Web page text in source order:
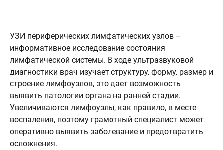
УЗИ периферических лимфатических узлов –
информативное исследование состояния
лимфатической системы. В ходе ультразвуковой
диагностики врач изучает структуру, форму, размер и
строение лимфоузлов, это дает возможность
выявить патологии органа на ранней стадии.
Увеличиваются лимфоузлы, как правило, в месте
воспаления, поэтому грамотный специалист может
оперативно выявить заболевание и предотвратить
осложнения.